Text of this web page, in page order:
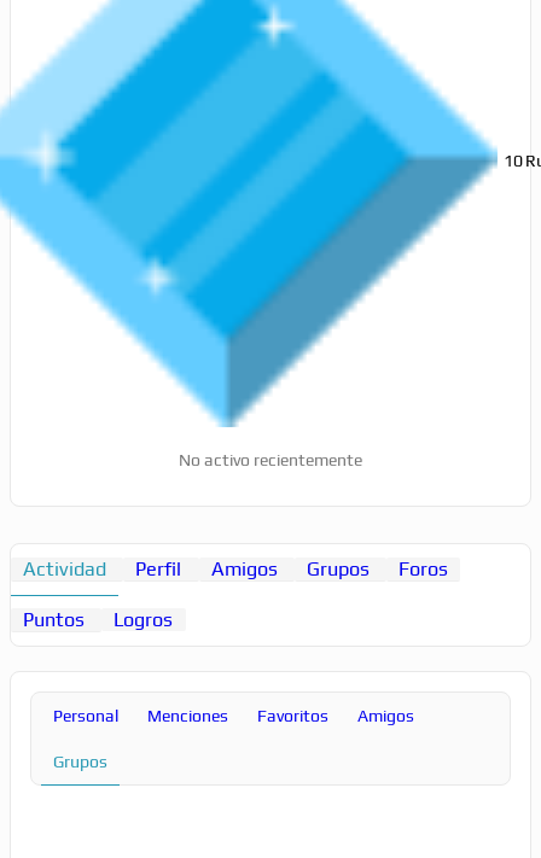
10
No activo recientemente
Actividad Perfil Amigos Grupos Foros
Puntos Logros
Personal Menciones Favoritos Amigos
Grupos